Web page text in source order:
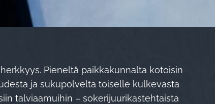
Pieneltä paikkakunnalta kotoisin
ja sukupolvelta toiselle kulkevasta
talviaamuihin – sokerijuurikastehtaista